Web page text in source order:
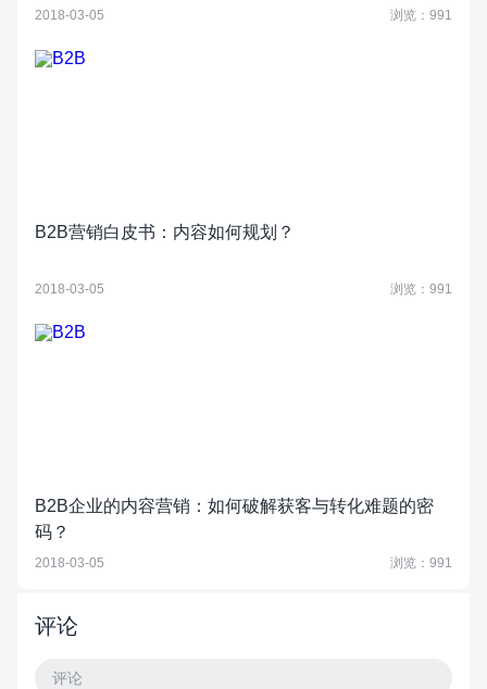
2018-03-05 浏览：991
B2B营销白皮书：内容如何规划？
2018-03-05 浏览：991
B2B企业的内容营销：如何破解获客与转化难题的密
码？
2018-03-05 浏览：991
评论
评论